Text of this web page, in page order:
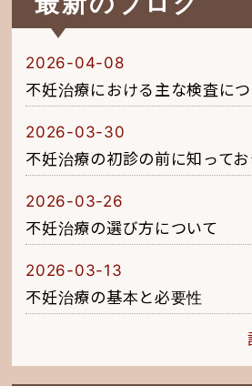
2026-04-08
不妊治療における主な検査に
2026-03-30
不妊治療の初診の前に知って
2026-03-26
不妊治療の選び方について
2026-03-13
不妊治療の基本と必要性